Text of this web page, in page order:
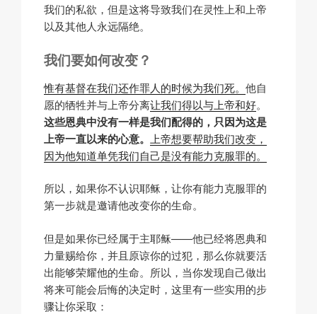
我们的私欲，但是这将导致我们在灵性上和上帝
以及其他人永远隔绝。
我们要如何改变？
惟有基督在我们还作罪人的时候为我们死。 他自
愿的牺牲并与上帝分离让我们得以与上帝和好。
这些恩典中没有一样是我们配得的，只因为这是
上帝一直以来的心意。
上帝想要帮助我们改变，
因为他知道单凭我们自己是没有能力克服罪的。
所以，如果你不认识耶稣，让你有能力克服罪的
第一步就是邀请他改变你的生命。
但是如果你已经属于主耶稣——他已经将恩典和
力量赐给你，并且原谅你的过犯，那么你就要活
出能够荣耀他的生命。所以，当你发现自己做出
将来可能会后悔的决定时，这里有一些实用的步
骤让你采取：